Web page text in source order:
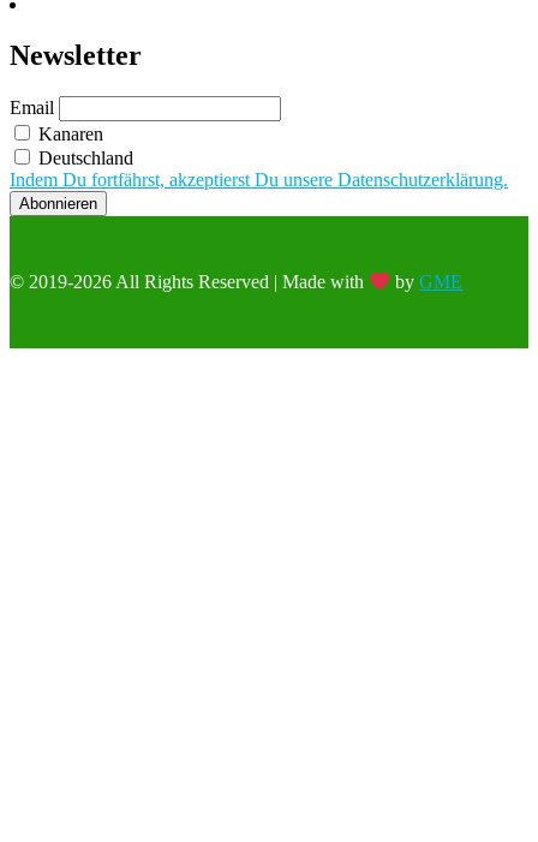
Newsletter
Email
Kanaren
Deutschland
Indem Du fortfährst, akzeptierst Du unsere Datenschutzerklärung.
© 2019-2026 All Rights Reserved | Made with byGME